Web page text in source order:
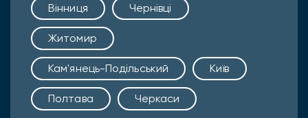
Вінниця Чернівці
Житомир
Кам'янець-Подільський Київ
Полтава Черкаси